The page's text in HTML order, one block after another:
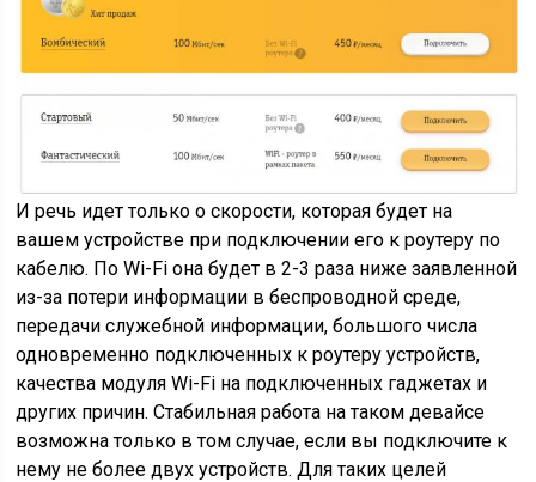
И речь идет только о скорости, которая будет на
вашем устройстве при подключении его к роутеру по
кабелю. По Wi-Fi она будет в 2-3 раза ниже заявленной
из-за потери информации в беспроводной среде,
передачи служебной информации, большого числа
одновременно подключенных к роутеру устройств,
качества модуля Wi-Fi на подключенных гаджетах и
других причин. Стабильная работа на таком девайсе
возможна только в том случае, если вы подключите к
нему не более двух устройств. Для таких целей